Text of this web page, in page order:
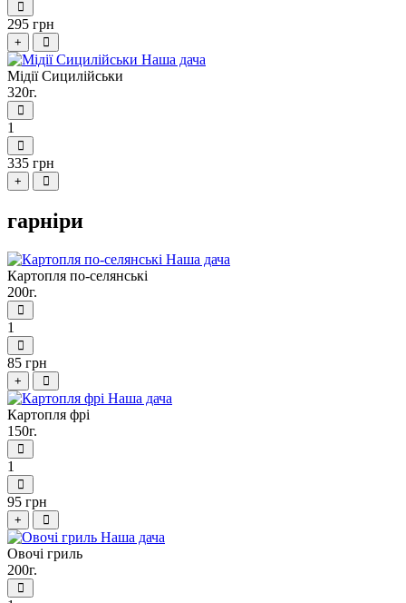
295 грн
+
Мідії Сицилійськи
320г.
1
335 грн
+
гарніри
Картопля по-селянськi
200г.
1
85 грн
+
Картопля фрі
150г.
1
95 грн
+
Овочi гриль
200г.